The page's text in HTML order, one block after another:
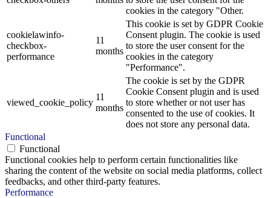
cookies in the category "Other.
cookielawinfo-
checkbox-
performance
11
months
This cookie is set by GDPR Cookie
Consent plugin. The cookie is used
to store the user consent for the
cookies in the category
"Performance".
viewed_cookie_policy
11
months
The cookie is set by the GDPR
Cookie Consent plugin and is used
to store whether or not user has
consented to the use of cookies. It
does not store any personal data.
Functional
Functional
Functional cookies help to perform certain functionalities like
sharing the content of the website on social media platforms, collect
feedbacks, and other third-party features.
Performance